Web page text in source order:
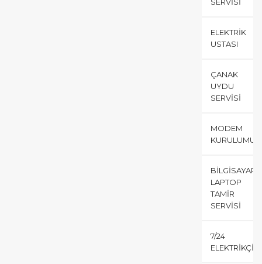
SERVISI
ELEKTRIK
USTASI
ÇANAK
UYDU
SERVISI
MODEM
KURULUMU
BILGISAYAR
LAPTOP
TAMIR
SERVISI
7/24
ELEKTRIKÇI